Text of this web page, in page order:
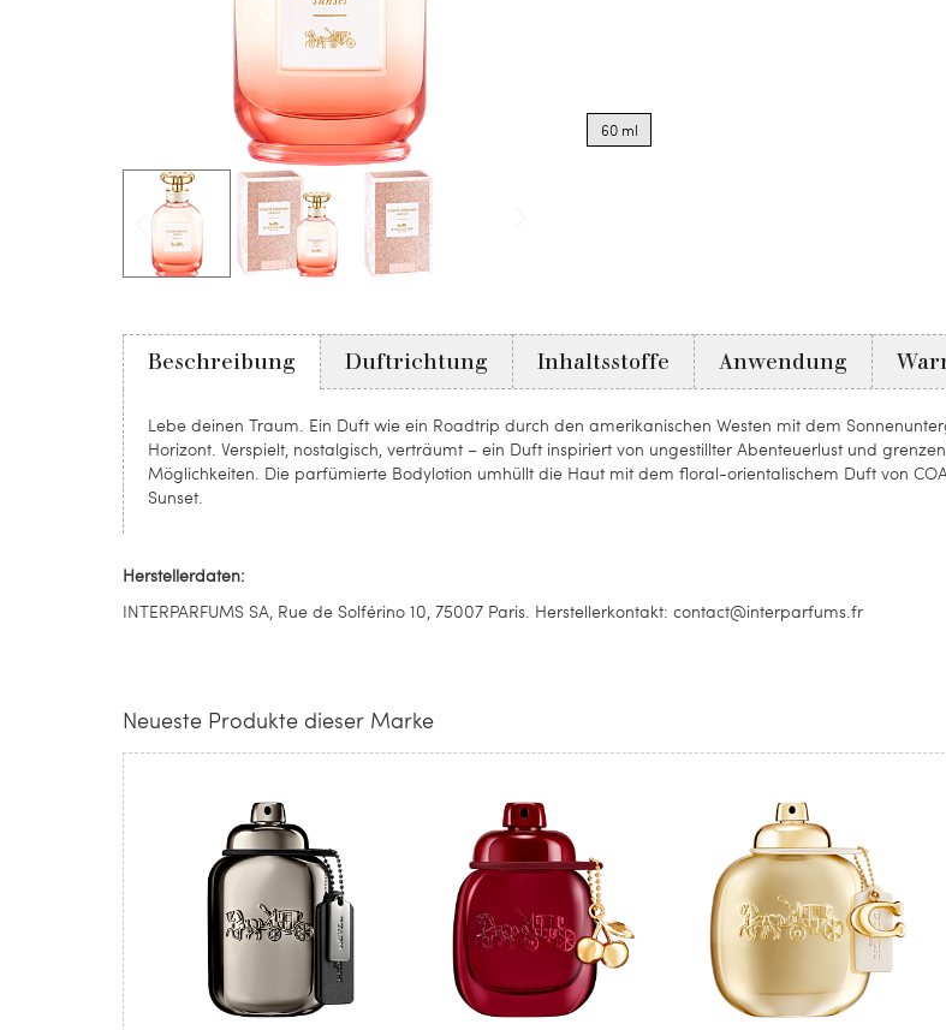
options
for60 ml
Beschreibung
Lebe deinen Traum. Ein Duft wie ein Roadtrip durch den amerikanischen Westen mit dem
Horizont. Verspielt, nostalgisch, verträumt – ein Duft inspiriert von ungestillter Abenteuerlust und
Möglichkeiten. Die parfümierte Bodylotion umhüllt die Haut mit dem floral-orientalischem Duft von
Sunset.
Duftrichtung Inhaltsstoffe Anwendung
Herstellerdaten:
INTERPARFUMS SA, Rue de Solférino 10, 75007 Paris. Herstellerkontakt: contact@interparfums.fr
Neueste Produkte dieser Marke